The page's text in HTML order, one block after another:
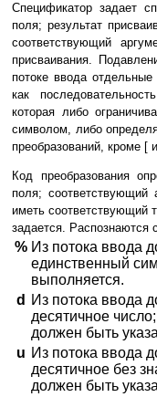
Спецификатор задает
поля; результат
соответствующий
присваивания.
потоке ввода
как
которая либо
символом, либо
преобразований, кроме [
Код преобразования
поля; соответствующий
иметь соответствующий
задается. Распознаются
% Из потока ввода
единственный
выполняется.
d
Из потока ввода
десятичное
должен быть
u Из потока ввода
десятичное без
должен быть